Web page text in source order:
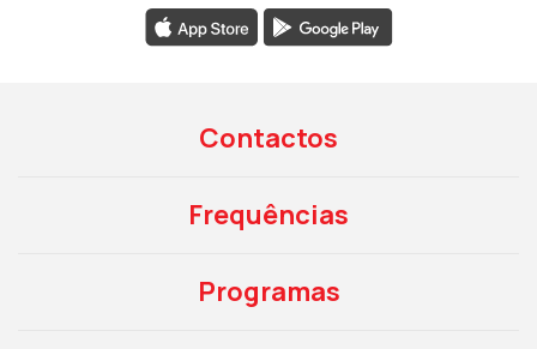
Contactos
Frequências
Programas